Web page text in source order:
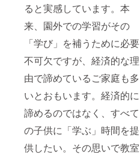
ると実感しています。本
来、園外での学習がその
「学び」を補うために必要
不可欠ですが、経済的な理
由で諦めているご家庭も多
いとおもいます。経済的に
諦めるのではなく、すべて
の子供に「学ぶ」時間を提
供したい。その思いで教室